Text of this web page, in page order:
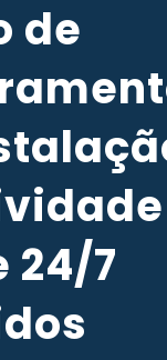
de
24/7